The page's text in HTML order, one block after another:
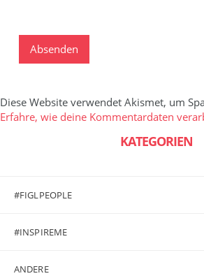
Diese Website verwendet Akismet, um
Erfahre, wie deine Kommentardaten
KATEGORIEN
#FIGLPEOPLE
#INSPIREME
ANDERE